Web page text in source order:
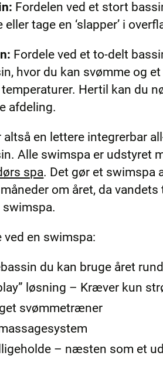
Fordelen ved et stort
tage en ‘slapper’ i
Fordele ved et to-delt
hvor du kan svømme og
Hertil kan du
afdeling.
altså en lettere integrerbar
Alle swimspa er udstyret
spa. Det gør et swimspa
om året, da
swimspa.
ved en swimspa:
du kan bruge året
løsning – Kræver kun
svømmetræner
– næsten som et